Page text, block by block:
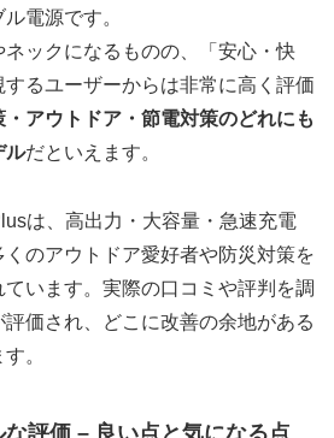
電源です。
ックになるものの、「安心・快
るユーザーからは非常に高く評価
・アウトドア・節電対策のどれにも
ルだといえます。
は、高出力・大容量・急速充電
のアウトドア愛好者や防災対策を
います。実際の口コミや評判を調
価され、どこに改善の余地がある
。